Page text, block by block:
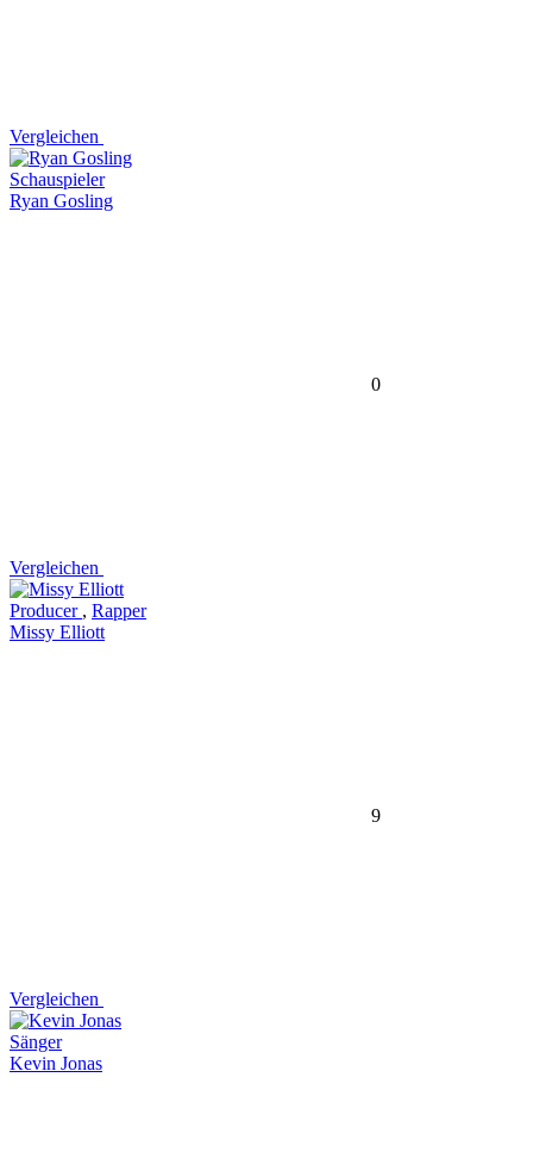
Vergleichen
Schauspieler
Ryan Gosling
0
Vergleichen
Producer , Rapper
Missy Elliott
9
Vergleichen
Sänger
Kevin Jonas